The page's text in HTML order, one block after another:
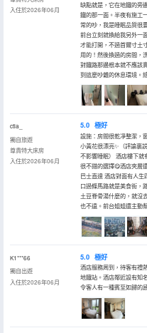
入住於2026年06月
缺點就是，它在地鐵的旁
鐵的那一面。半夜有施工
常的吵，我是睡眠品質很
前台立刻就換給我另外一
才能打開，不過首爾寸土
用的！然後換過的房間，
對鐵路那邊根本就不應該
到這麼吵雜的休息環境。
ctla_
獨自旅遊
尊貴特大床房
入住於2026年06月
5.0 極好
設施：房間很乾凈整潔，
小黃花很漂亮✨（評論裏
不影響睡眠） 酒店樓下就
很不錯的選擇😋酒店夾層
巴士直達 酒店對面有人
口過條馬路就是美食街，
土豆脊骨湯什麼的，就沒
也不遠。前台姐姐還主動
K1***66
獨自出遊
入住於2026年06月
5.0 極好
酒店服務周到，待客有禮
地鐵站。酒店鄰近設有知
令客人有一種賓至如歸的